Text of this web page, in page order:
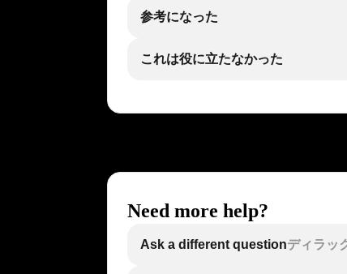
参考になった
これは役に立たなかった
Need more help?
Ask a different questionディラッ